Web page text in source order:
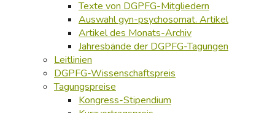
Texte von DGPFG-Mitgliedern
Auswahl gyn-psychosomat. Artikel
Artikel des Monats-Archiv
Jahresbände der DGPFG-Tagungen
Leitlinien
DGPFG-Wissenschaftspreis
Tagungspreise
Kongress-Stipendium